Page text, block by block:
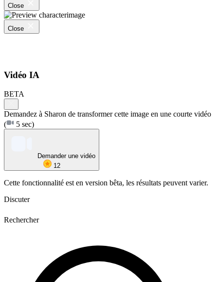
Close
Close
Vidéo IA
BETA
Demandez à Sharon de transformer cette image en une courte vidéo
(
5 sec)
Demander une vidéo
12
Cette fonctionnalité est en version bêta, les résultats peuvent varier.
Discuter
Rechercher